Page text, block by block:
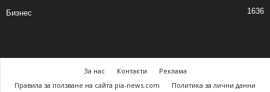
Бизнес 1636
За нас Контакти
Реклама
Правила за ползване на сайта pia-news.com
Политика за лични данни